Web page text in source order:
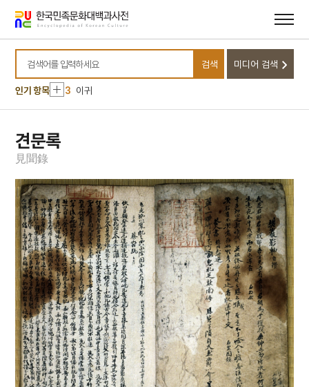
바로가기
바로가기
검색어를 입력하세요
검색 미디어 검색
인기 항목
10 무
1 금성대군
2 측우기
3 이귀
4 문종
8 강주룡
9
나재 채수 신도비
10 무
1 금성대군
2 측우기
3 이귀
4
문종
5 구운몽
6 신앙촌
7
이태준
견문록
見聞錄